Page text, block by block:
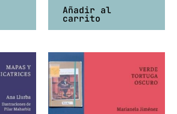
Añadir al
carrito